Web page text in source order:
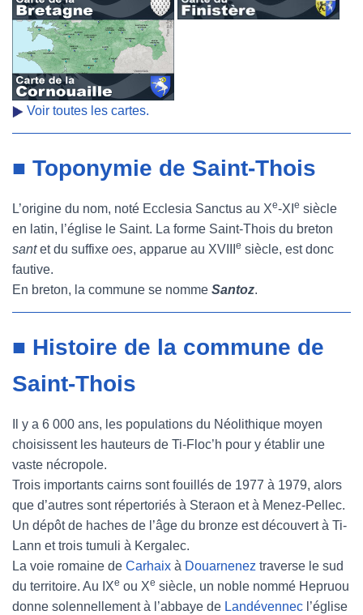
Voir toutes les cartes.
■ Toponymie de Saint-Thois
L’origine du nom, noté Ecclesia Sanctus au Xe-XI e siècle
en latin, l’église le Saint. La forme Saint-Thois du breton
santet du suffixe oes, apparue au XVIII e siècle, est donc
fautive.
En breton, la commune se nomme Santoz.
■ Histoire de la commune de
Saint-Thois
Il y a 6 000 ans, les populations du Néolithique moyen
choisissent les hauteurs de Ti-Floc’h pour y établir une
vaste nécropole.
Trois importants cairns sont fouillés de 1977 à 1979, alors
que d’autres sont répertoriés à Steraon et à Menez-Pellec.
Un dépôt de haches de l’âge du bronze est découvert à Ti-
Lann et trois tumuli à Kergalec.
La voie romaine de Carhaix à Douarnenez traverse le sud
du territoire. Au IXe ou Xe siècle, un noble nommé Hepruou
donne solennellement à l’abbaye de Landévennec l’église